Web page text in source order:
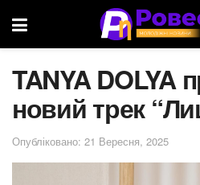
TANYA DOLYA
новий трек
Опубліковано: 21 Вересня, 2025